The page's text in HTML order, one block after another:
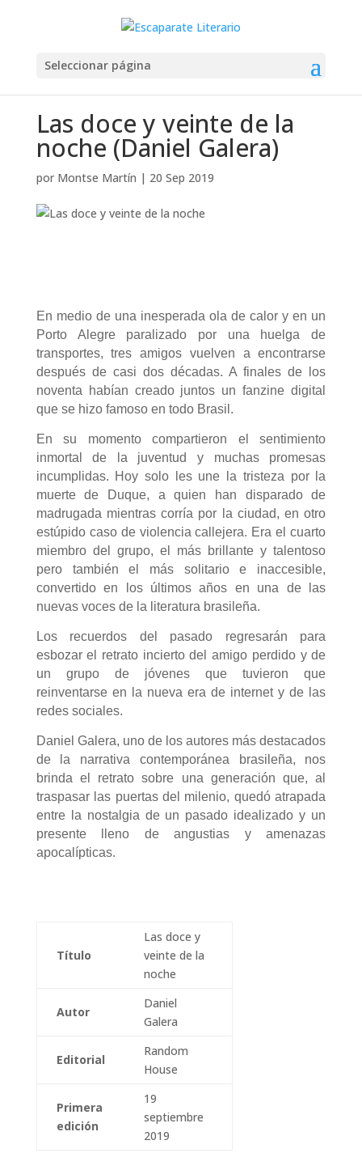
Seleccionar página
Las doce y veinte de la
noche (Daniel Galera)
por Montse Martín | 20 Sep 2019
En medio de una inesperada ola de calor y en un
Porto Alegre paralizado por una huelga de
transportes, tres amigos vuelven a encontrarse
después de casi dos décadas. A finales de los
noventa habían creado juntos un fanzine digital
que se hizo famoso en todo Brasil.
En su momento compartieron el sentimiento
inmortal de la juventud y muchas promesas
incumplidas. Hoy solo les une la tristeza por la
muerte de Duque, a quien han disparado de
madrugada mientras corría por la ciudad, en otro
estúpido caso de violencia callejera. Era el cuarto
miembro del grupo, el más brillante y talentoso
pero también el más solitario e inaccesible,
convertido en los últimos años en una de las
nuevas voces de la literatura brasileña.
Los recuerdos del pasado regresarán para
esbozar el retrato incierto del amigo perdido y de
un grupo de jóvenes que tuvieron que
reinventarse en la nueva era de internet y de las
redes sociales.
Daniel Galera, uno de los autores más destacados
de la narrativa contemporánea brasileña, nos
brinda el retrato sobre una generación que, al
traspasar las puertas del milenio, quedó atrapada
entre la nostalgia de un pasado idealizado y un
presente lleno de angustias y amenazas
apocalípticas.
Título
Las doce y
veinte de la
noche
Autor
Daniel
Galera
Editorial
Random
House
Primera
edición
19
septiembre
2019